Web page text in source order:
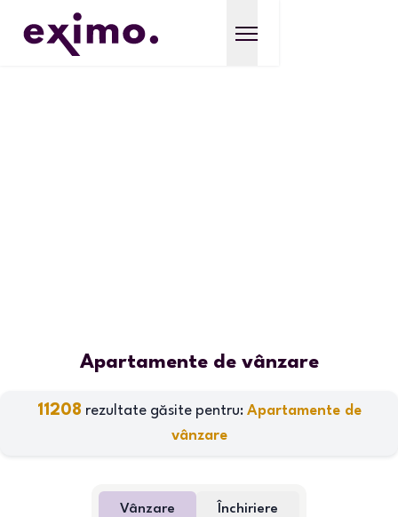
Apartamente de vânzare
11208 rezultate găsite pentru: Apartamente de
vânzare
Vânzare Închiriere